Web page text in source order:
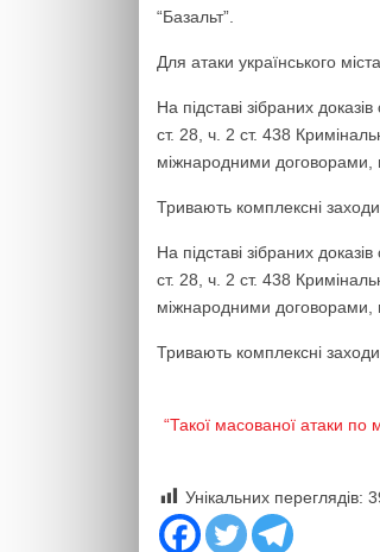
“Базальт”.
Для атаки українського
На підставі зібраних
ст. 28, ч. 2 ст. 438
міжнародними договорами,
Тривають комплексні
На підставі зібраних
ст. 28, ч. 2 ст. 438
міжнародними договорами,
Тривають комплексні
“Такої масованої атаки
Унікальних переглядів: